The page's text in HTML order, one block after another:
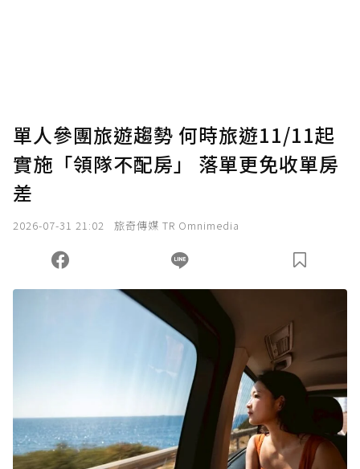
單人參團旅遊趨勢 何時旅遊11/11起
實施「領隊不配房」 落單更免收單房
差
2026-07-31 21:02 旅奇傳媒 TR Omnimedia